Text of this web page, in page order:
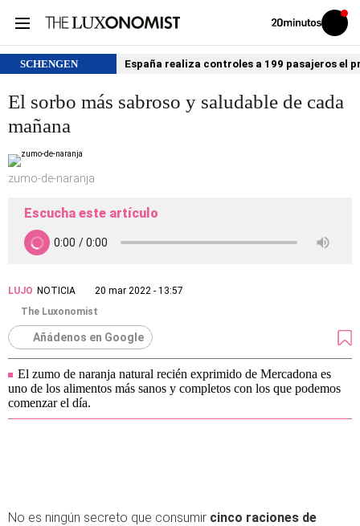
Volver
Iniciar
sesión
SCHENGEN España realiza controles a 199 pasajeros el
El sorbo más sabroso y saludable de cada
mañana
zumo-de-naranja
Escucha este artículo
LUJO NOTICIA
20 mar 2022 - 13:57
The Luxonomist
Añádenos en Google
El zumo de naranja natural recién exprimido de Mercadona es
uno de los alimentos más sanos y completos con los que podemos
comenzar el día.
No es ningún secreto que consumir cinco raciones de